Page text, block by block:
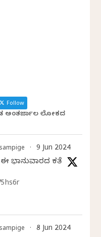
Follow
ಅಂತರ್ಜಾಲ ಲೋಕದ
· 9 Jun 2024
ಭಾನುವಾರದ ಕತೆ
· 8 Jun 2024